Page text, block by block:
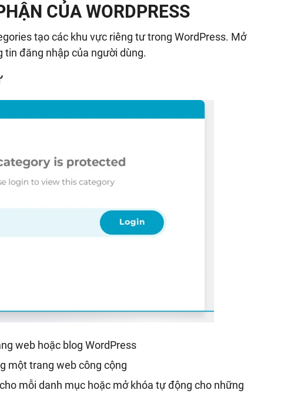
CỦA WORDPRESS
tạo các khu vực riêng tư trong WordPress. Mở
tin đăng nhập của người dùng.
web hoặc blog WordPress
một trang web công cộng
mỗi danh mục hoặc mở khóa tự động cho những